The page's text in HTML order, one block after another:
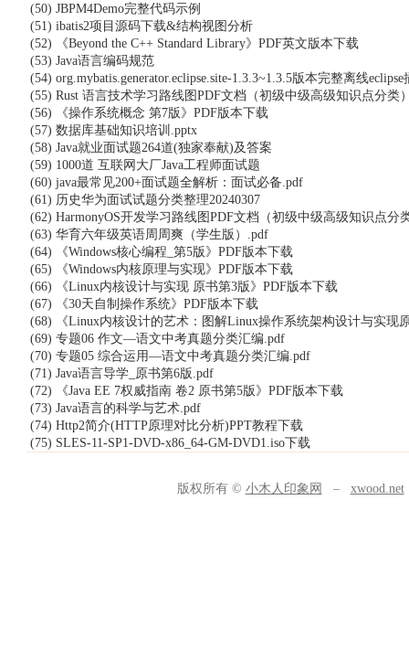
(50) JBPM4Demo完整代码示例
(51) ibatis2项目源码下载&结构视图分析
(52) 《Beyond the C++ Standard Library》PDF英文版本下载
(53) Java语言编码规范
(54) org.mybatis.generator.eclipse.site-1.3.3~1.3.5版本完整离线eclipse
(55) Rust 语言技术学习路线图PDF文档（初级中级高级知识点分类
(56) 《操作系统概念 第7版》PDF版本下载
(57) 数据库基础知识培训.pptx
(58) Java就业面试题264道(独家奉献)及答案
(59) 1000道 互联网大厂Java工程师面试题
(60) java最常见200+面试题全解析：面试必备.pdf
(61) 历史华为面试试题分类整理20240307
(62) HarmonyOS开发学习路线图PDF文档（初级中级高级知识点分
(63) 华育六年级英语周周爽（学生版）.pdf
(64) 《Windows核心编程_第5版》PDF版本下载
(65) 《Windows内核原理与实现》PDF版本下载
(66) 《Linux内核设计与实现 原书第3版》PDF版本下载
(67) 《30天自制操作系统》PDF版本下载
(68) 《Linux内核设计的艺术：图解Linux操作系统架构设计与实现
(69) 专题06 作文—语文中考真题分类汇编.pdf
(70) 专题05 综合运用—语文中考真题分类汇编.pdf
(71) Java语言导学_原书第6版.pdf
(72) 《Java EE 7权威指南 卷2 原书第5版》PDF版本下载
(73) Java语言的科学与艺术.pdf
(74) Http2简介(HTTP原理对比分析)PPT教程下载
(75) SLES-11-SP1-DVD-x86_64-GM-DVD1.iso下载
版权所有 © 小木人印象网 – xwood.net